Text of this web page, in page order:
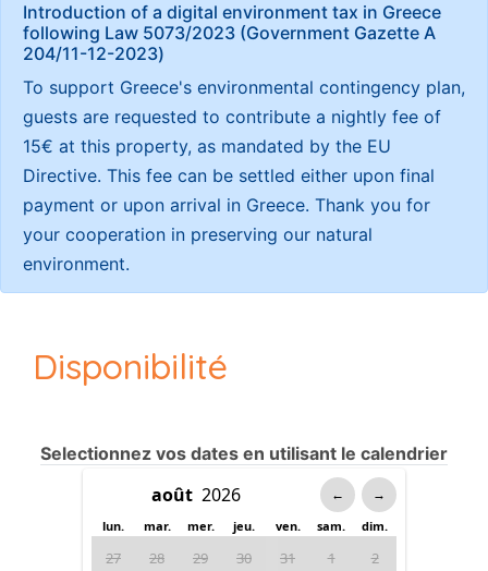
Introduction of a digital environment tax in Greece
following Law 5073/2023 (Government Gazette Α
204/11-12-2023)
To support Greece's environmental contingency plan,
guests are requested to contribute a nightly fee of
15€ at this property, as mandated by the EU
Directive. This fee can be settled either upon final
payment or upon arrival in Greece. Thank you for
your cooperation in preserving our natural
environment.
Disponibilité
Selectionnez vos dates en utilisant le calendrier
← →
lun. mar. mer. jeu. ven. sam. dim.
27 28 29 30 31 1 2